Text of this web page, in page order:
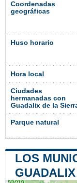
Coordenadas
geográficas
Huso horario
Hora local
Ciudades
hermanadas con
Guadalix de la
Parque natural
LOS